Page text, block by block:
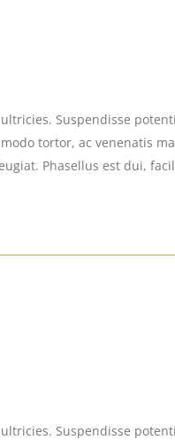
Suspendisse
tortor, ac venenatis
Phasellus est dui,
Suspendisse